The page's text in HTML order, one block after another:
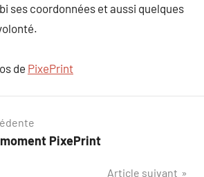
ses coordonnées et aussi quelques
de PixePrint
PixePrint
Article suivant